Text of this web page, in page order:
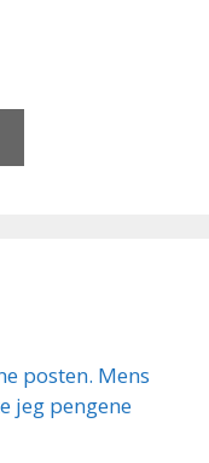
posten. Mens
jeg pengene